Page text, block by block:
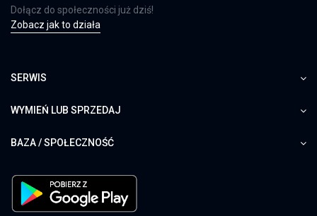
Dołącz do społeczności już dziś!
Zobacz jak to działa
SERWIS
WYMIEŃ LUB SPRZEDAJ
BAZA / SPOŁECZNOŚĆ